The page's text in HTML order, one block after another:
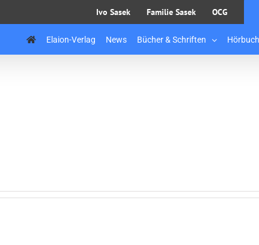
Ivo Sasek Familie Sasek OCG
Elaion-Verlag News Bücher & Schriften